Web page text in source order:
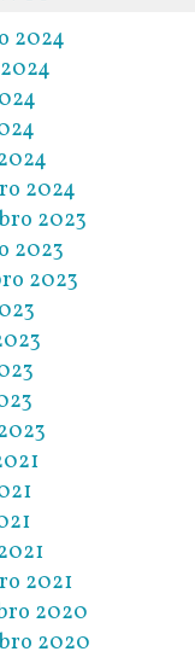
2024
2024
2023
2023
2023
2021
2020
2020